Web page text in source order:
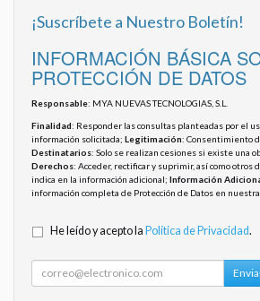
¡Suscríbete a Nuestro Boletín!
INFORMACIÓN BÁSICA
PROTECCIÓN DE DATOS
Responsable: MYA NUEVAS TECNOLOGIAS, S.L.
Finalidad: Responder las consultas planteadas por el
información solicitada; Legitimación: Consentimiento
Destinatarios: Solo se realizan cesiones si existe una
Derechos: Acceder, rectificar y suprimir, así como otros
indica en la información adicional; Información
información completa de Protección de Datos en nuestra
He leído y acepto la Política de Privacidad.